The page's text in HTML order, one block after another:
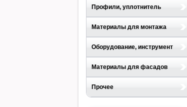
Профили, уплотнитель
Материалы для монтажа
Оборудование, инструмент
Материалы для фасадов
Прочее